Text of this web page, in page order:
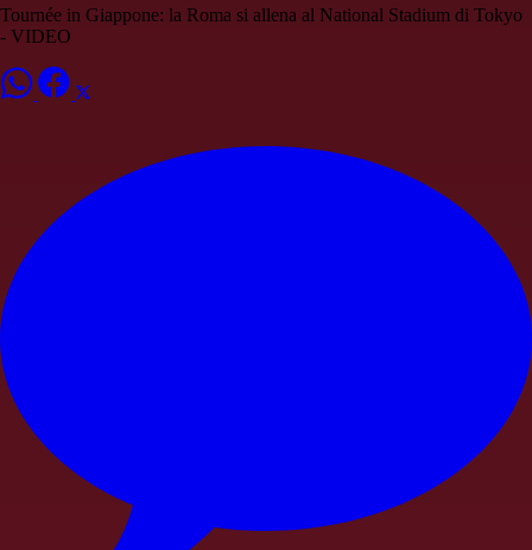
Tournée in Giappone: la Roma si allena al National Stadium di Tokyo
- VIDEO